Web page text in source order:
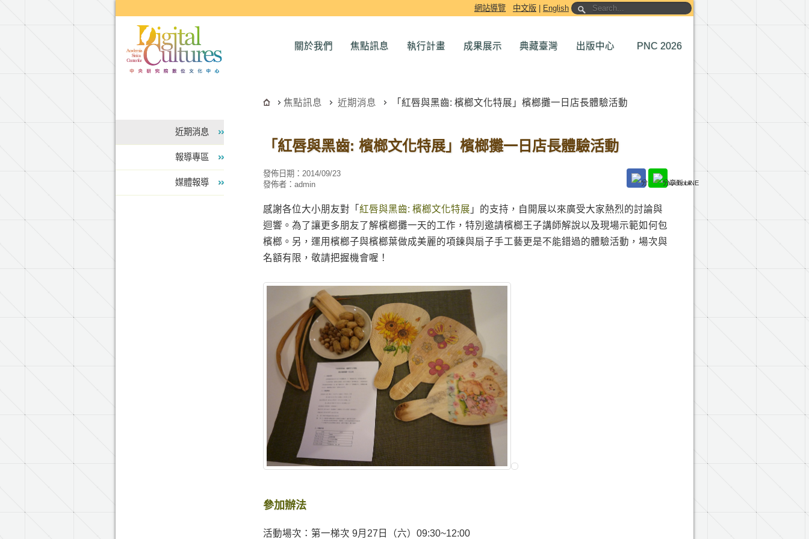
網站導覽 中文版 English
關於我們 焦點訊息 執行計畫 成果展示 典藏臺灣 出版中心 PNC 2026
近期消息
報導專區
媒體報導
焦點訊息 近期消息 「紅唇與黑齒: 檳榔文化特展」檳榔攤一日店長體驗活動
「紅唇與黑齒: 檳榔文化特展」檳榔攤一日店長體驗活動
發佈日期：2014/09/23
發佈者：admin
感謝各位大小朋友對「紅唇與黑齒: 檳榔文化特展 」的支持，自開展以來廣受大家熱烈的討論與
迴響。為了讓更多朋友了解檳榔攤一天的工作，特別邀請檳榔王子講師解說以及現場示範如何包
檳榔。另，運用檳榔子與檳榔葉做成美麗的項鍊與扇子手工藝更是不能錯過的體驗活動，場次與
名額有限，敬請把握機會喔！
參加辦法
活動場次：第一梯次 9月27日（六）09:30~12:00